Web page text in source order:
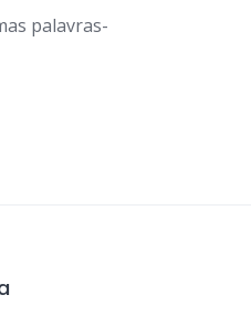
palavras-